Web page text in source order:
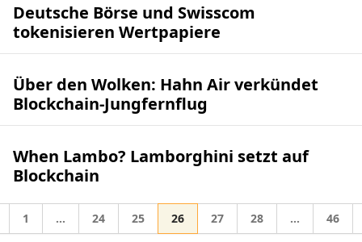
Deutsche Börse und Swisscom
tokenisieren Wertpapiere
Über den Wolken: Hahn Air verkündet
Blockchain-Jungfernflug
When Lambo? Lamborghini setzt auf
Blockchain
zu
Gehe zur Seite
1 Zwischenseiten weggelassen
… Gehe zur Seite
24 Gehe zur Seite
25 Gehe zur Seite
26 Gehe zur Seite
27 Gehe zur Seite
28 … Gehe
46